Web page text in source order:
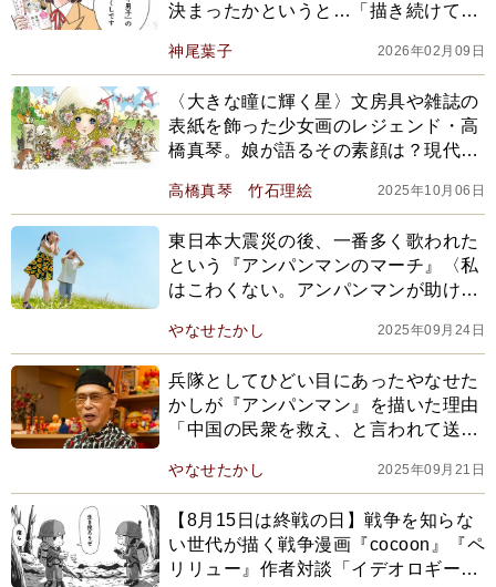
決まったかというと…「描き続けてい
めて」
神尾葉子 2026年02月09日
〈大きな瞳に輝く星〉文房具や雑誌の
表紙を飾った少女画のレジェンド・高
橋真琴。娘が語るその素顔は？現代ア
高橋真琴 竹石理絵 2025年10月06日
東日本大震災の後、一番多く歌われた
という『アンパンマンのマーチ』〈私
はこわくない。アンパンマンが助けに
たやなせさんは…【あんぱんセレクシ
やなせたかし 2025年09月24日
兵隊としてひどい目にあったやなせた
かしが『アンパンマン』を描いた理由
「中国の民衆を救え、と言われて送ら
【あんぱんセレクション】
やなせたかし 2025年09月21日
【8月15日は終戦の日】戦争を知らな
い世代が描く戦争漫画『cocoon』『ペ
リリュー』作者対談「イデオロギーを